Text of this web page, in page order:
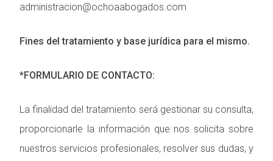
administracion@ochoaabogados.com
Fines del tratamiento y base jurídica para el mismo.
*FORMULARIO DE CONTACTO:
La finalidad del tratamiento será gestionar su consulta,
proporcionarle la información que nos solicita sobre
nuestros servicios profesionales, resolver sus dudas, y